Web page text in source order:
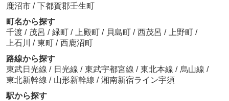
鹿沼市 / 下都賀郡壬生町
町名から探す
千渡 / 茂呂 / 緑町 / 上殿町 / 貝島町 / 西茂呂 / 上野町 /
上石川 / 東町 / 西鹿沼町
路線から探す
東武日光線 / 日光線 / 東武宇都宮線 / 東北本線 / 烏山線 /
東北新幹線 / 山形新幹線 / 湘南新宿ライン宇須
駅から探す